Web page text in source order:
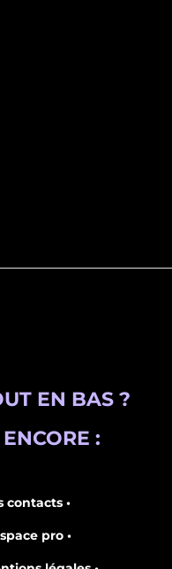
EN BAS ?
:
contacts •
pro •